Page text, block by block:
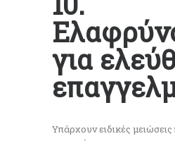
για
Υπάρχουν ειδικές μειώσεις